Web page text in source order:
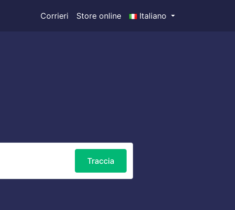
Corrieri Store online Italiano
Traccia